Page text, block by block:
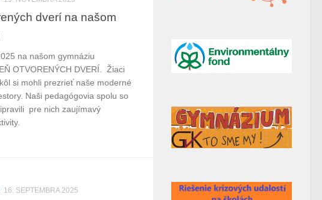
dverí na našom
na našom gymnáziu
OTVORENÝCH DVERÍ. Žiaci
si mohli prezrieť naše moderné
Naši pedagógovia spolu so
pre nich zaujímavý
16. SEPTEMBRA 2025